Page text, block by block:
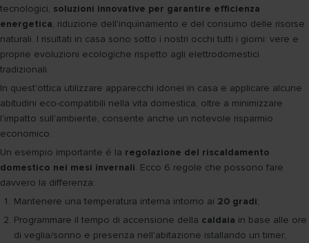
tecnologici, soluzioni innovative per garantire efficienza
energetica, riduzione dell'inquinamento e del consumo delle risorse
naturali. I risultati in casa sono sotto i nostri occhi tutti i giorni: vere e
proprie evoluzioni ecologiche rispetto agli elettrodomestici
tradizionali.
In quest'ottica utilizzare apparecchi idonei in casa e applicare alcune
abitudini eco-compatibili nella vita domestica, oltre a minimizzare
l'impatto sull'ambiente, consente anche un notevole risparmio
economico.
Un esempio importante é la regolazione del riscaldamento
domestico nei mesi invernali. Ecco 6 regole che possono fare
davvero la differenza:
Mantenere una temperatura interna intorno ai 20 gradi;
Programmare il tempo di accensione della caldaia in base alle ore
di veglia/sonno e presenza nell'abitazione istallando un timer;